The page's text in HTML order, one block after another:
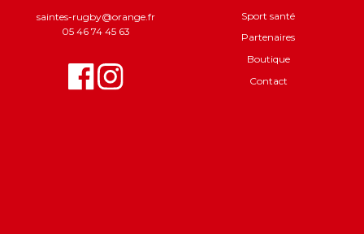
saintes-rugby@orange.fr
05 46 74 45 63
Sport santé
Partenaires
Boutique
Contact